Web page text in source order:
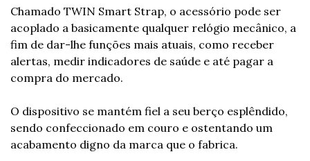
Chamado TWIN Smart Strap, o acessório pode ser
acoplado a basicamente qualquer relógio mecânico, a
fim de dar-lhe funções mais atuais, como receber
alertas, medir indicadores de saúde e até pagar a
compra do mercado.
O dispositivo se mantém fiel a seu berço esplêndido,
sendo confeccionado em couro e ostentando um
acabamento digno da marca que o fabrica.